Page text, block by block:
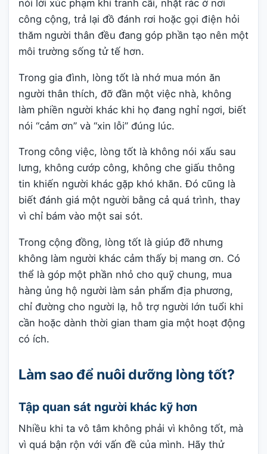
nói lời xúc phạm khi tranh cãi, nhặt rác ở nơi
công cộng, trả lại đồ đánh rơi hoặc gọi điện hỏi
thăm người thân đều đang góp phần tạo nên một
môi trường sống tử tế hơn.
Trong gia đình, lòng tốt là nhớ mua món ăn
người thân thích, đỡ đần một việc nhà, không
làm phiền người khác khi họ đang nghỉ ngơi, biết
nói “cảm ơn” và “xin lỗi” đúng lúc.
Trong công việc, lòng tốt là không nói xấu sau
lưng, không cướp công, không che giấu thông
tin khiến người khác gặp khó khăn. Đó cũng là
biết đánh giá một người bằng cả quá trình, thay
vì chỉ bám vào một sai sót.
Trong cộng đồng, lòng tốt là giúp đỡ nhưng
không làm người khác cảm thấy bị mang ơn. Có
thể là góp một phần nhỏ cho quỹ chung, mua
hàng ủng hộ người làm sản phẩm địa phương,
chỉ đường cho người lạ, hỗ trợ người lớn tuổi khi
cần hoặc dành thời gian tham gia một hoạt động
có ích.
Làm sao để nuôi dưỡng lòng tốt?
Tập quan sát người khác kỹ hơn
Nhiều khi ta vô tâm không phải vì không tốt, mà
vì quá bận rộn với vấn đề của mình. Hãy thử